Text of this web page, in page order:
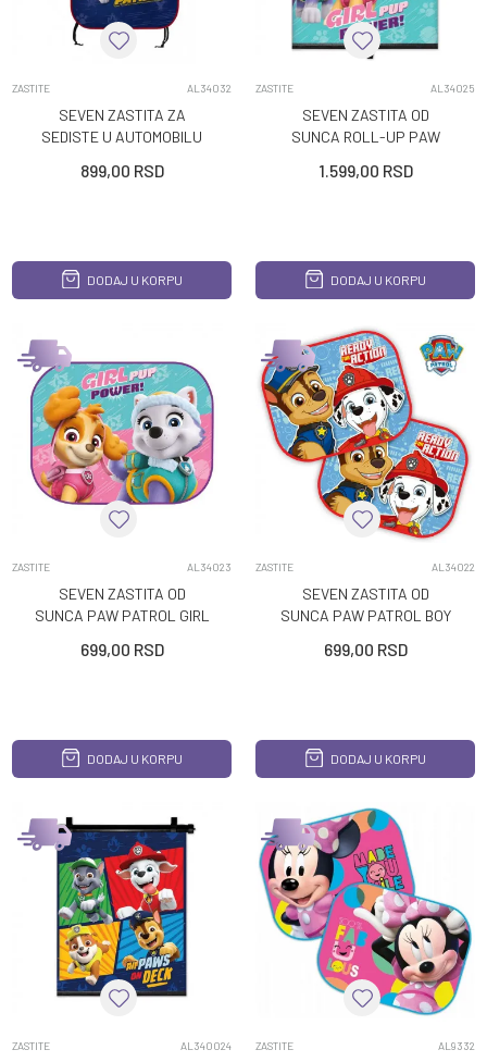
ZASTITE AL34032
SEVEN ZASTITA ZA
SEDISTE U AUTOMOBILU
899,00 RSD
DODAJ U KORPU
ZASTITE AL34025
SEVEN ZASTITA OD
SUNCA ROLL-UP PAW
1.599,00 RSD
DODAJ U KORPU
ZASTITE AL34023
SEVEN ZASTITA OD
SUNCA PAW PATROL GIRL
699,00 RSD
DODAJ U KORPU
ZASTITE AL34022
SEVEN ZASTITA OD
SUNCA PAW PATROL BOY
699,00 RSD
DODAJ U KORPU
ZASTITE AL340024 ZASTITE AL9332